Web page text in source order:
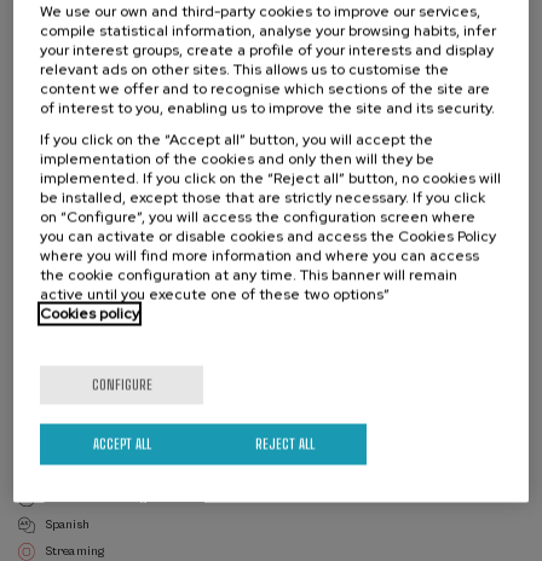
los límites y la culpa en el desarrollo profesional de las mujeres.
Compartir buenas prácticas feministas en psicoterapia y en
intervención en violencia de género.
derechos, la salud mental y la práctica profesional con mujeres.
Activity directed to
University student
Students not from university
Teachers
Professionals
FROM 25 €
Check registration fees
COURSE DIRECTOR
machistas y masculinidades. Responsable de Activación Laboral AUKERAK
(Agencia Vasca de Reinserción)
Spanish
Streaming
We use our own and third-party cookies to improve our services,
compile statistical information, analyse your browsing habits, infer
your interest groups, create a profile of your interests and display
relevant ads on other sites. This allows us to customise the
content we offer and to recognise which sections of the site are
of interest to you, enabling us to improve the site and its security.
If you click on the “Accept all” button, you will accept the
implementation of the cookies and only then will they be
implemented. If you click on the “Reject all” button, no cookies will
be installed, except those that are strictly necessary. If you click
on “Configure”, you will access the configuration screen where
you can activate or disable cookies and access the Cookies Policy
where you will find more information and where you can access
the cookie configuration at any time. This banner will remain
active until you execute one of these two options”
Cookies policy
CONFIGURE
REJECT ALL
ACCEPT ALL